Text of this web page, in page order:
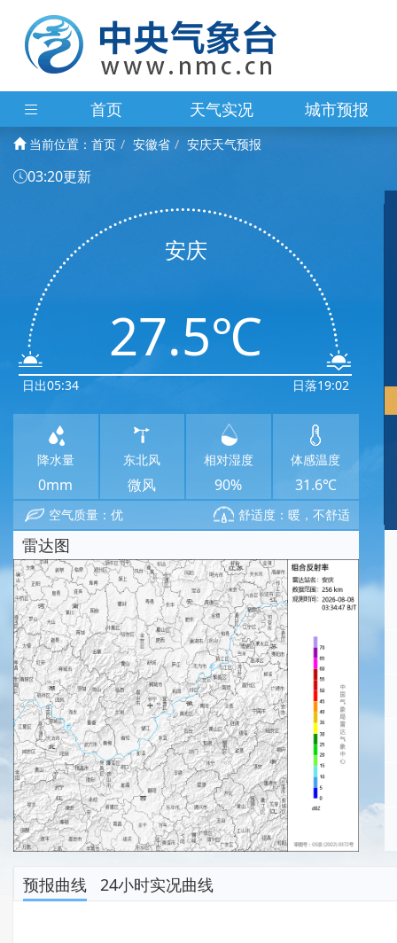
首页 天气实况 城市预报
当前位置： 首页 安徽省 安庆天气预报
03:20更新
日出05:34
安庆
27.5℃
日落19:02
降水量
0mm
东北风
微风
相对湿度
90%
体感温度
31.6℃
空气质量：优 舒适度：暖，不舒适
雷达图
预报曲线 24小时实况曲线